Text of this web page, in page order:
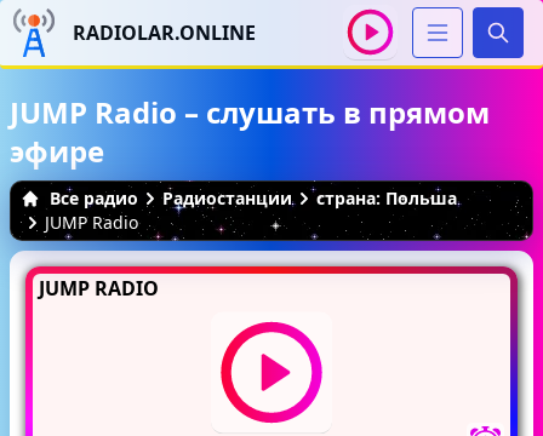
RADIOLAR.ONLINE
JUMP Radio – слушать в прямом
эфире
Все радио Радиостанции
страна: Польша
JUMP Radio
JUMP RADIO